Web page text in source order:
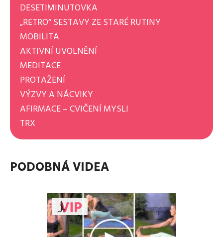
DESETIMINUTOVKA
„RETRO“ SESTAVY ZE STARÉ RUTINY
MOBILITA
AKTIVNÍ UVOLNĚNÍ
MEDITACE
PROTAŽENÍ
VÝZVY A NÁCVIKY
AFIRMACE – CVIČENÍ MYSLI
TRX
PODOBNÁ VIDEA